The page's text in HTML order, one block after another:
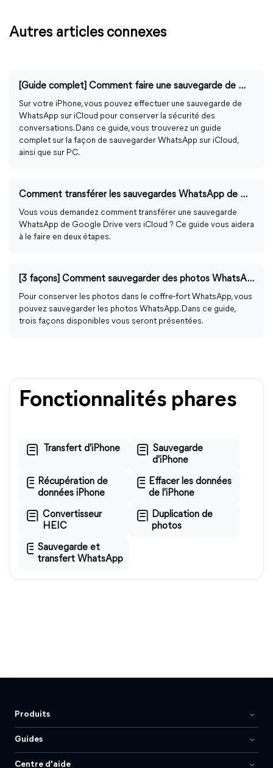
Autres articles connexes
[Guide complet] Comment faire une sauvegarde de WhatsApp sur iCloud
Sur votre iPhone, vous pouvez effectuer une sauvegarde de
WhatsApp sur iCloud pour conserver la sécurité des
conversations. Dans ce guide, vous trouverez un guide
complet sur la façon de sauvegarder WhatsApp sur iCloud,
ainsi que sur PC.
Comment transférer les sauvegardes WhatsApp de Google Drive vers iCloud ?
Vous vous demandez comment transférer une sauvegarde
WhatsApp de Google Drive vers iCloud ? Ce guide vous aidera
à le faire en deux étapes.
[3 façons] Comment sauvegarder des photos WhatsApp sur iPhone
Pour conserver les photos dans le coffre-fort WhatsApp, vous
pouvez sauvegarder les photos WhatsApp. Dans ce guide,
trois façons disponibles vous seront présentées.
Fonctionnalités phares
Transfert d'iPhone
Sauvegarde
d'iPhone
Récupération de
données iPhone
Effacer les données
de l'iPhone
Convertisseur
HEIC
Duplication de
photos
Sauvegarde et
transfert WhatsApp
Produits
Guides
Centre d'aide